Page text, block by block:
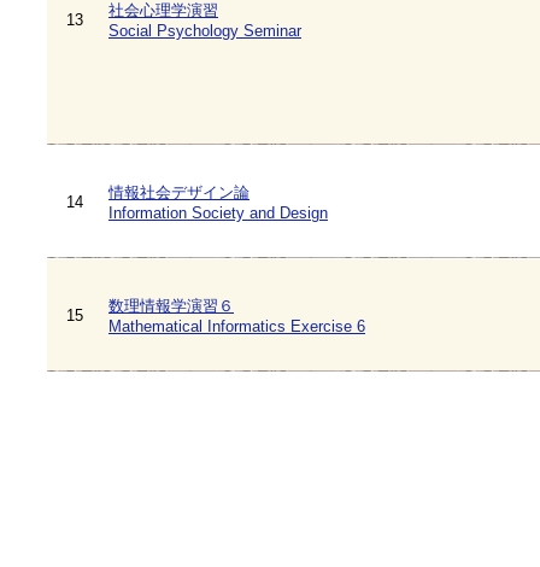
13
社会心理学演習
Social Psychology Seminar
14
情報社会デザイン論
Information Society and Design
15
数理情報学演習６
Mathematical Informatics Exercise 6